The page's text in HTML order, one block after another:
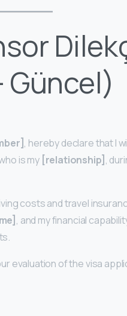
Güncel)
, hereby declare that I
is my [relationship] ,
costs and travel
, and my financial
evaluation of the visa